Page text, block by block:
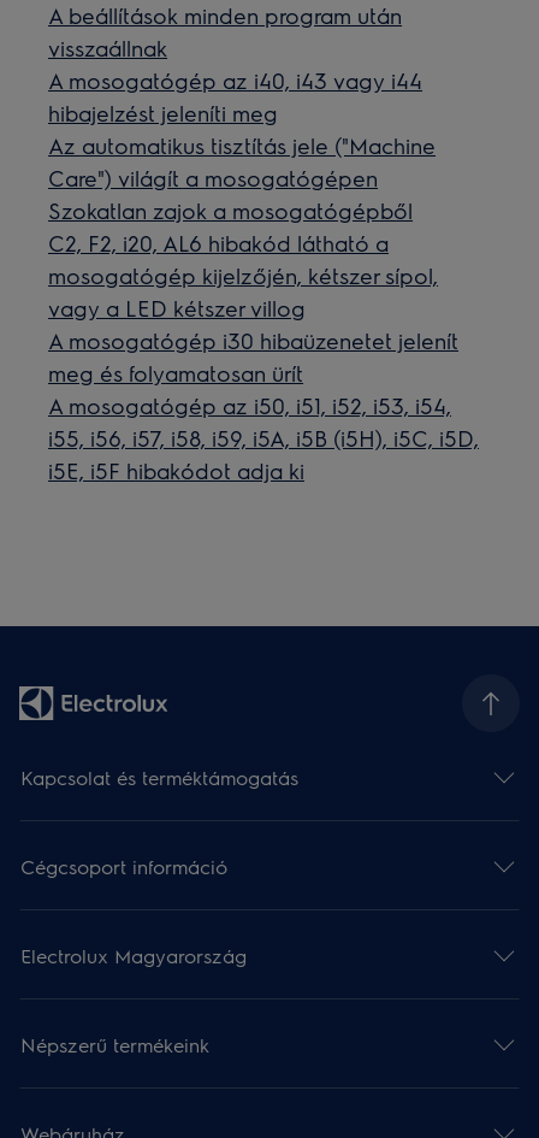
A beállítások minden program után
visszaállnak
A mosogatógép az i40, i43 vagy i44
hibajelzést jeleníti meg
Az automatikus tisztítás jele ("Machine
Care") világít a mosogatógépen
Szokatlan zajok a mosogatógépből
C2, F2, i20, AL6 hibakód látható a
mosogatógép kijelzőjén, kétszer sípol,
vagy a LED kétszer villog
A mosogatógép i30 hibaüzenetet jelenít
meg és folyamatosan ürít
A mosogatógép az i50, i51, i52, i53, i54,
i55, i56, i57, i58, i59, i5A, i5B (i5H), i5C, i5D,
i5E, i5F hibakódot adja ki
Kapcsolat és terméktámogatás
Cégcsoport információ
Electrolux Magyarország
Népszerű termékeink